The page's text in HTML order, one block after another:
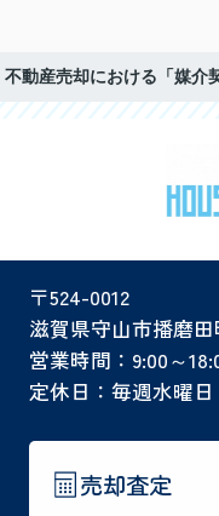
不動産売却における「媒介
〒524-0012
滋賀県守山市播磨田
営業時間：9:00～
定休日：毎週水曜日
売却査定